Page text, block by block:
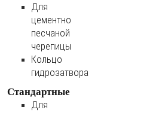
Для
цементно
песчаной
черепицы
Кольцо
гидрозатвора
Стандартные
Для